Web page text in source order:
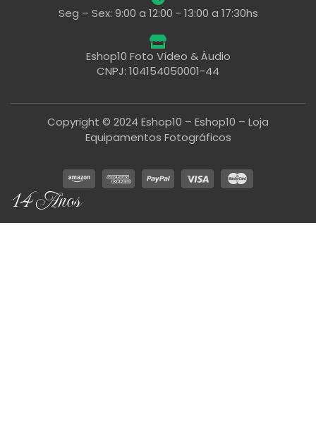
Seg – Sex: 9:00 a 12:00 - 13:00 a 17:30hs
Eshop10 Foto Vídeo & Áudio
CNPJ: 104154050001-44
Copyright © 2024 Eshop10 – Eshop10 – Loja
Equipamentos Fotográficos
14 Anos